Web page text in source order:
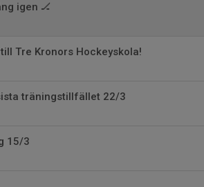
igen 🏒
Tre Kronors Hockeyskola!
träningstillfället 22/3
15/3